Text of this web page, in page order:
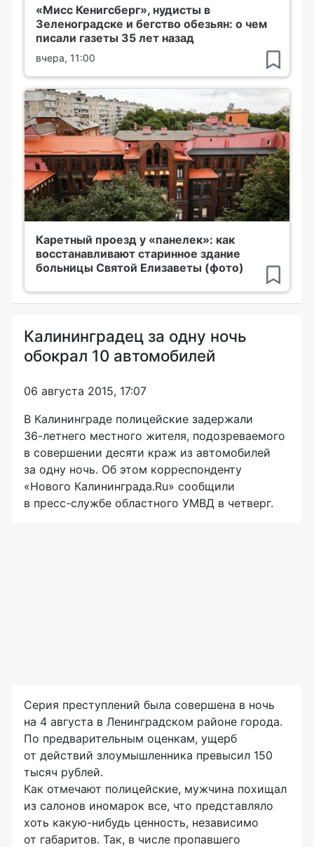
«Мисс Кенигсберг», нудисты в
Зеленоградске и бегство обезьян: о чем
писали газеты 35 лет назад
вчера, 11:00
Каретный проезд у «панелек»: как
восстанавливают старинное здание
больницы Святой Елизаветы (фото)
Калининградец за одну ночь
обокрал 10 автомобилей
06 августа 2015, 17:07
В Калининграде полицейские задержали
36-летнего местного жителя, подозреваемого
в совершении десяти краж из автомобилей
за одну ночь. Об этом корреспонденту
«Нового Калининграда.Ru» сообщили
в пресс-службе областного УМВД в четверг.
Серия преступлений была совершена в ночь
на 4 августа в Ленинградском районе города.
По предварительным оценкам, ущерб
от действий злоумышленника превысил 150
тысяч рублей.
Как отмечают полицейские, мужчина похищал
из салонов иномарок все, что представляло
хоть какую-нибудь ценность, независимо
от габаритов. Так, в числе пропавшего